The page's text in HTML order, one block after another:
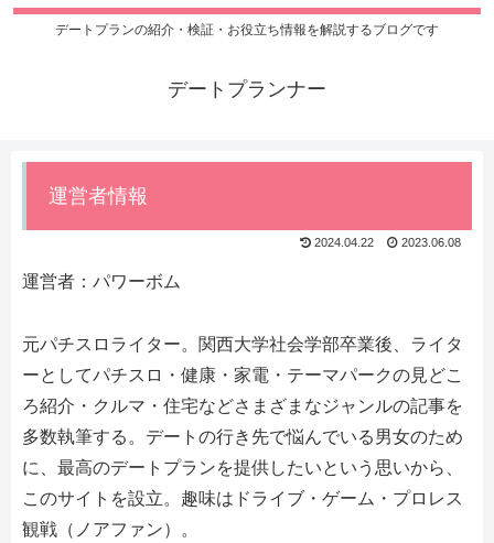
デートプランの紹介・検証・お役立ち情報を解説するブログです
デートプランナー
運営者情報
2024.04.22 2023.06.08
運営者：パワーボム
元パチスロライター。関西大学社会学部卒業後、ライタ
ーとしてパチスロ・健康・家電・テーマパークの見どこ
ろ紹介・クルマ・住宅などさまざまなジャンルの記事を
多数執筆する。デートの行き先で悩んでいる男女のため
に、最高のデートプランを提供したいという思いから、
このサイトを設立。趣味はドライブ・ゲーム・プロレス
観戦（ノアファン）。